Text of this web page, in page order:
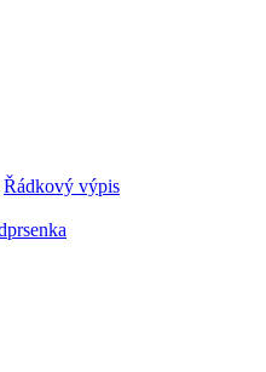
Řádkový výpis